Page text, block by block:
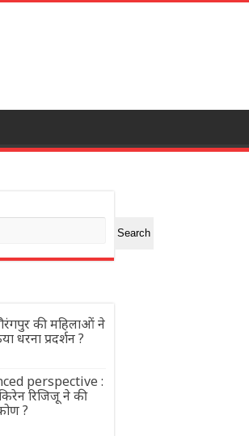
Search
की महिलाओं ने
प्रदर्शन ?
perspective :
रिजिजू ने की
?